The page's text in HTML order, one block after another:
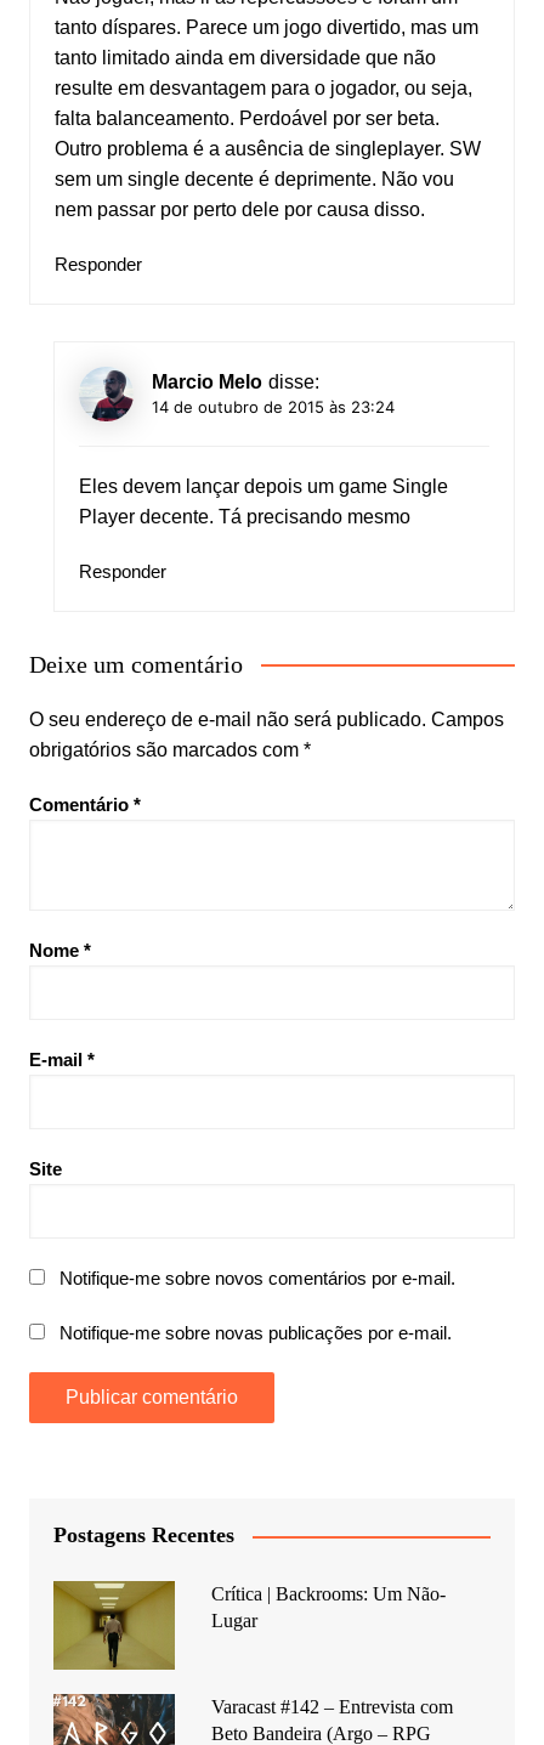
tanto díspares. Parece um jogo divertido, mas um
tanto limitado ainda em diversidade que não
resulte em desvantagem para o jogador, ou seja,
falta balanceamento. Perdoável por ser beta.
Outro problema é a ausência de singleplayer. SW
sem um single decente é deprimente. Não vou
nem passar por perto dele por causa disso.
Responder
Marcio Melo disse:
14 de outubro de 2015 às 23:24
Eles devem lançar depois um game Single
Player decente. Tá precisando mesmo
Responder
Deixe um comentário
O seu endereço de e-mail não será publicado. Campos
obrigatórios são marcados com *
Comentário *
Nome *
E-mail *
Site
Notifique-me sobre novos comentários por e-mail.
Notifique-me sobre novas publicações por e-mail.
Postagens Recentes
Crítica | Backrooms: Um Não-
Lugar
Varacast #142 – Entrevista com
Beto Bandeira (Argo – RPG